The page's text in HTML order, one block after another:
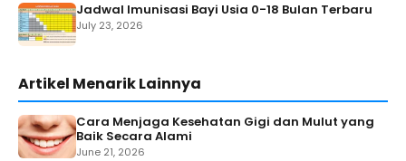
Jadwal Imunisasi Bayi Usia 0-18 Bulan Terbaru
July 23, 2026
Artikel Menarik Lainnya
Cara Menjaga Kesehatan Gigi dan Mulut yang
Baik Secara Alami
June 21, 2026